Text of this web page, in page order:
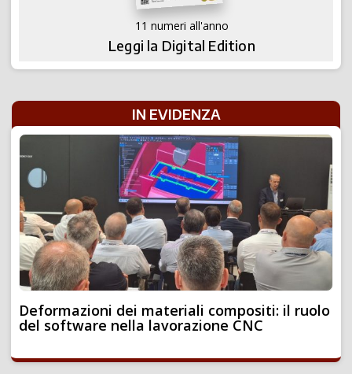
11 numeri all'anno
Leggi la Digital Edition
IN EVIDENZA
Deformazioni dei materiali compositi: il ruolo
del software nella lavorazione CNC